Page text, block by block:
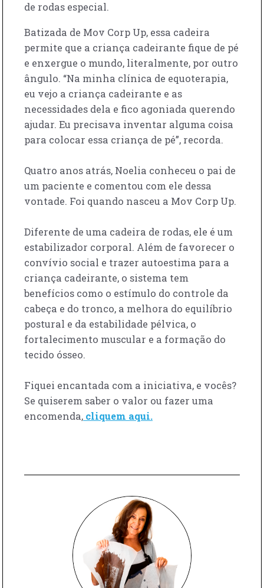
de rodas especial.
Batizada de Mov Corp Up, essa cadeira
permite que a criança cadeirante fique de pé
e enxergue o mundo, literalmente, por outro
ângulo. “Na minha clínica de equoterapia,
eu vejo a criança cadeirante e as
necessidades dela e fico agoniada querendo
ajudar. Eu precisava inventar alguma coisa
para colocar essa criança de pé”, recorda.
Quatro anos atrás, Noelia conheceu o pai de
um paciente e comentou com ele dessa
vontade. Foi quando nasceu a Mov Corp Up.
Diferente de uma cadeira de rodas, ele é um
estabilizador corporal. Além de favorecer o
convívio social e trazer autoestima para a
criança cadeirante, o sistema tem
benefícios como o estímulo do controle da
cabeça e do tronco, a melhora do equilíbrio
postural e da estabilidade pélvica, o
fortalecimento muscular e a formação do
tecido ósseo.
Fiquei encantada com a iniciativa, e vocês?
Se quiserem saber o valor ou fazer uma
encomenda, cliquem aqui.